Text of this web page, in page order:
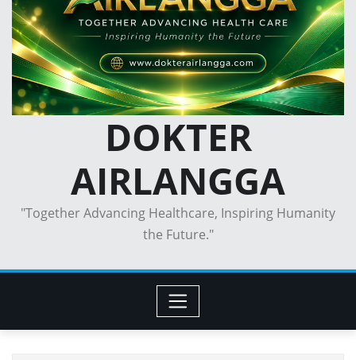
DOKTER
AIRLANGGA
"Together Advancing Healthcare, Inspiring Humanity
the Future."